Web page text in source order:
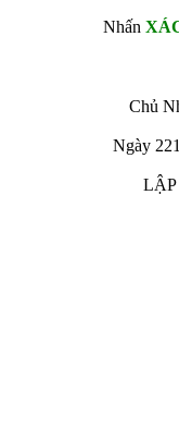
Nhấn
Chủ
Ngày
LẬP